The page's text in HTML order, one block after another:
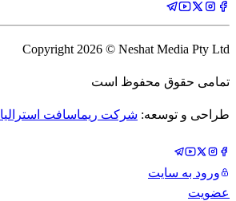
Copyright 2026 © Neshat Media Pty Ltd
تمامی حقوق محفوظ است
طراحی و توسعه: شرکت ریماسافت استرالیا
ورود به سایت
عضویت